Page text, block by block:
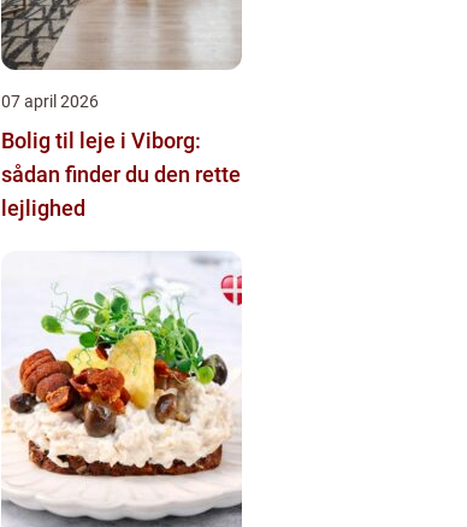
07 april 2026
Bolig til leje i Viborg:
sådan finder du den rette
lejlighed